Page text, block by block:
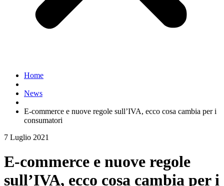
Home
News
E-commerce e nuove regole sull’IVA, ecco cosa cambia per i
consumatori
7 Luglio 2021
E-commerce e nuove regole
sull’IVA, ecco cosa cambia per i